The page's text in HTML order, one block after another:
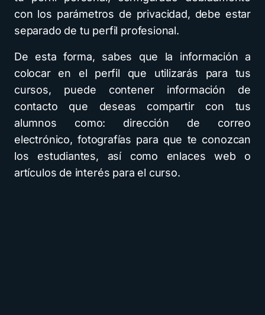
con los parámetros de privacidad, debe estar
separado de tu perfil profesional.
De esta forma, sabes que la información a
colocar en el perfil que utilizarás para tus
cursos, puede contener información de
contacto que deseas compartir con tus
alumnos como: dirección de correo
electrónico, fotografías para que te conozcan
los estudiantes, así como enlaces web o
artículos de interés para el curso.